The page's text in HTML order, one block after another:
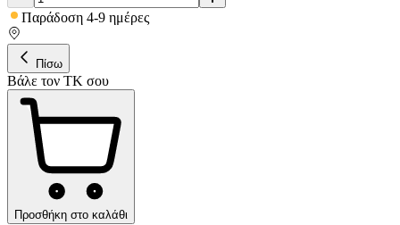
Παράδοση 4-9 ημέρες
Πίσω
Βάλε τον ΤΚ σου
Προσθήκη στο καλάθι